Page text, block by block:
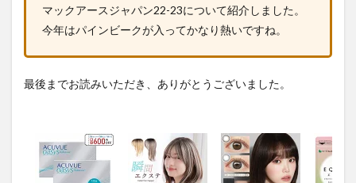
マックアースジャパン22-23について紹介しました。
今年はパインビークが入ってかなり熱いですね。
最後までお読みいただき、ありがとうございました。